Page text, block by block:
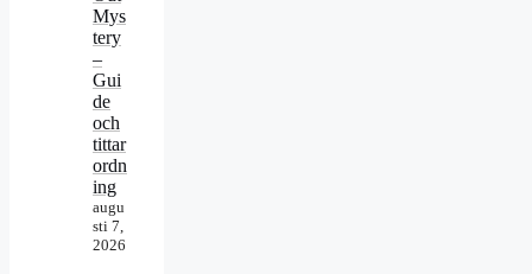
Mys
tery
–
Gui
de
och
tittar
ordn
ing
augu
sti 7,
2026